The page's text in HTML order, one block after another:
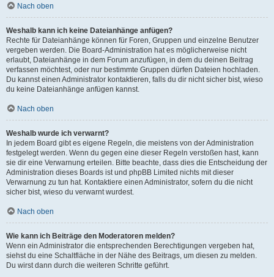
Nach oben
Weshalb kann ich keine Dateianhänge anfügen?
Rechte für Dateianhänge können für Foren, Gruppen und einzelne Benutzer
vergeben werden. Die Board-Administration hat es möglicherweise nicht
erlaubt, Dateianhänge in dem Forum anzufügen, in dem du deinen Beitrag
verfassen möchtest, oder nur bestimmte Gruppen dürfen Dateien hochladen.
Du kannst einen Administrator kontaktieren, falls du dir nicht sicher bist, wieso
du keine Dateianhänge anfügen kannst.
Nach oben
Weshalb wurde ich verwarnt?
In jedem Board gibt es eigene Regeln, die meistens von der Administration
festgelegt werden. Wenn du gegen eine dieser Regeln verstoßen hast, kann
sie dir eine Verwarnung erteilen. Bitte beachte, dass dies die Entscheidung der
Administration dieses Boards ist und phpBB Limited nichts mit dieser
Verwarnung zu tun hat. Kontaktiere einen Administrator, sofern du die nicht
sicher bist, wieso du verwarnt wurdest.
Nach oben
Wie kann ich Beiträge den Moderatoren melden?
Wenn ein Administrator die entsprechenden Berechtigungen vergeben hat,
siehst du eine Schaltfläche in der Nähe des Beitrags, um diesen zu melden.
Du wirst dann durch die weiteren Schritte geführt.